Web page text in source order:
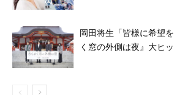
岡田将生「皆様に希望
く窓の外側は夜』大ヒ